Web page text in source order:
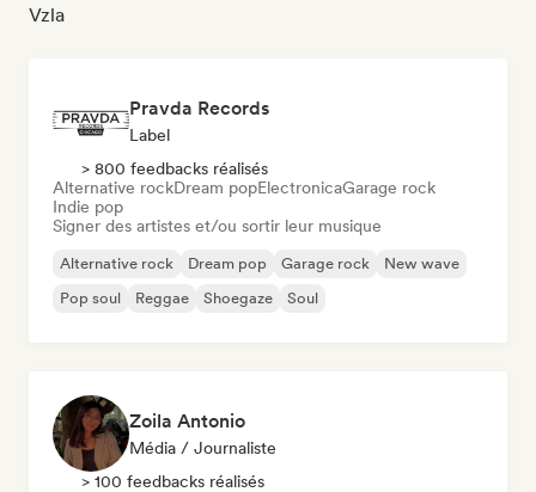
Vzla
Pravda Records
Label
> 800 feedbacks réalisés
Alternative rockDream popElectronicaGarage rock
Indie pop
Signer des artistes et/ou sortir leur musique
Alternative rock Dream pop Garage rock
New wave
Pop soul
Reggae Shoegaze Soul
Zoila Antonio
Média / Journaliste
> 100 feedbacks réalisés